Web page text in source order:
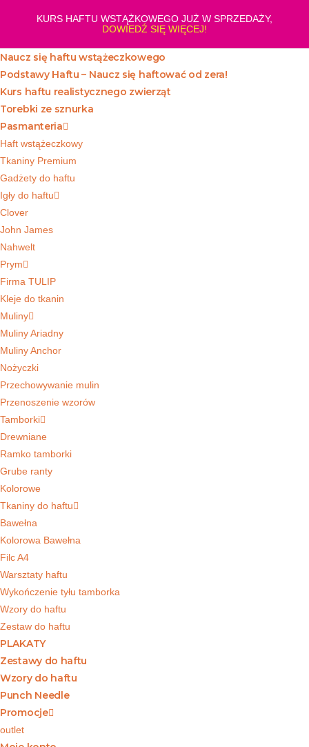
KURS HAFTU WSTĄŻKOWEGO JUŻ W SPRZEDAŻY,
DOWIEDŹ SIĘ WIĘCEJ!
Naucz się haftu wstążeczkowego
Podstawy Haftu – Naucz się haftować od zera!
Kurs haftu realistycznego zwierząt
Torebki ze sznurka
Pasmanteria
Haft wstążeczkowy
Tkaniny Premium
Gadżety do haftu
Igły do haftu
Clover
John James
Nahwelt
Prym
Firma TULIP
Kleje do tkanin
Muliny
Muliny Ariadny
Muliny Anchor
Nożyczki
Przechowywanie mulin
Przenoszenie wzorów
Tamborki
Drewniane
Ramko tamborki
Grube ranty
Kolorowe
Tkaniny do haftu
Bawełna
Kolorowa Bawełna
Filc A4
Warsztaty haftu
Wykończenie tyłu tamborka
Wzory do haftu
Zestaw do haftu
PLAKATY
Zestawy do haftu
Wzory do haftu
Punch Needle
Promocje
outlet